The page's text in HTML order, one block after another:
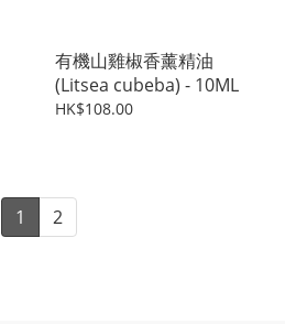
有機山雞椒香薰精油
(Litsea cubeba) - 10ML
HK$108.00
1 2